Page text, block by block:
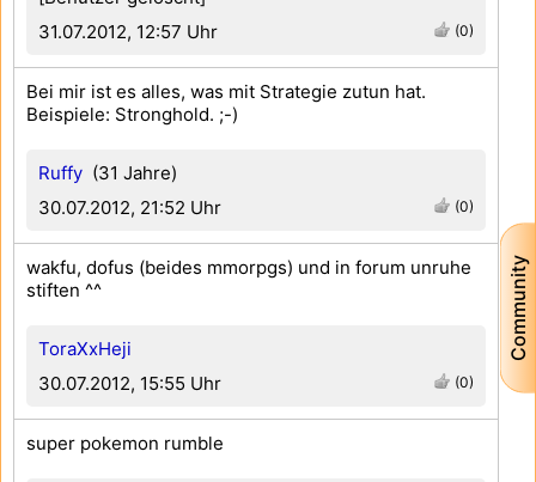
Community
31.07.2012, 12:57 Uhr
(0)
Ruffy (31 Jahre)
30.07.2012, 21:52 Uhr
(0)
Bei mir ist es alles, was mit Strategie zutun hat.
Beispiele: Stronghold. ;-)
ToraXxHeji
30.07.2012, 15:55 Uhr
(0)
wakfu, dofus (beides mmorpgs) und in forum unruhe
stiften ^^
super pokemon rumble